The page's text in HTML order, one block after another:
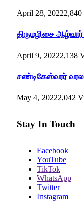
April 28, 20222,840
திருமழிசை
April 9, 20222,138
சண்டிகேஸ்வரர்
May 4, 20222,042
Stay In Touch
Facebook
YouTube
TikTok
WhatsApp
Twitter
Instagram